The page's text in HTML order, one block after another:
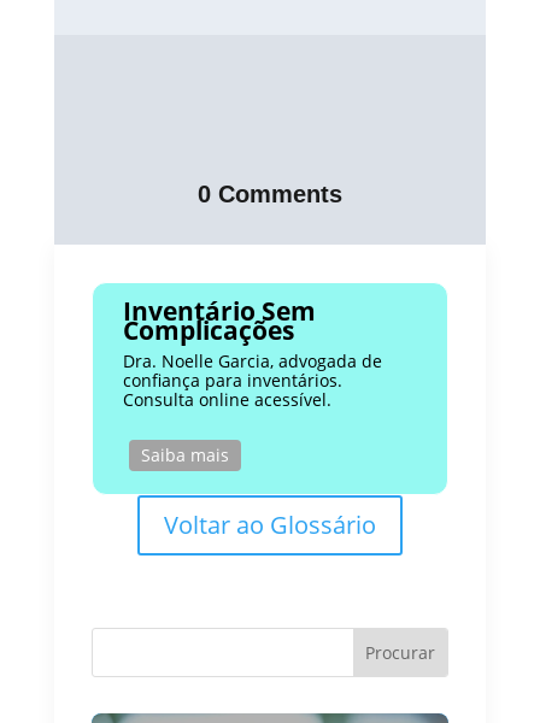
0 Comments
Inventário Sem
Complicações
Dra. Noelle Garcia, advogada de
confiança para inventários.
Consulta online acessível.
Saiba mais
Voltar ao Glossário